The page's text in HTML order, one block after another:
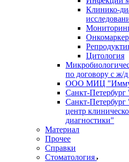
Клинико-
Цитология
по договору с ж/
ООО МИЦ
Санкт-
Санкт-
центр
диагностики"
Материал
Прочее
Справки
Стоматология